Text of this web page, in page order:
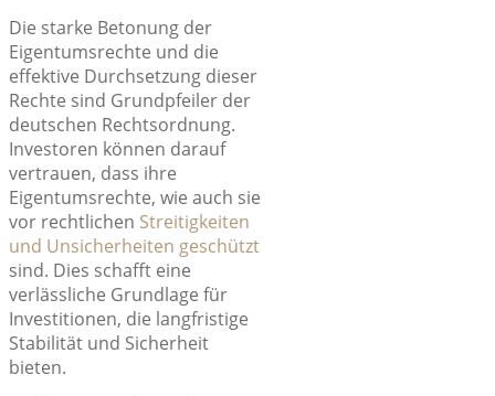
Die starke Betonung der
Eigentumsrechte und die
effektive Durchsetzung dieser
Rechte sind Grundpfeiler der
deutschen Rechtsordnung.
Investoren können darauf
vertrauen, dass ihre
Eigentumsrechte, wie auch sie
vor rechtlichen Streitigkeiten
und Unsicherheiten geschützt
sind. Dies schafft eine
verlässliche Grundlage für
Investitionen, die langfristige
Stabilität und Sicherheit
bieten.